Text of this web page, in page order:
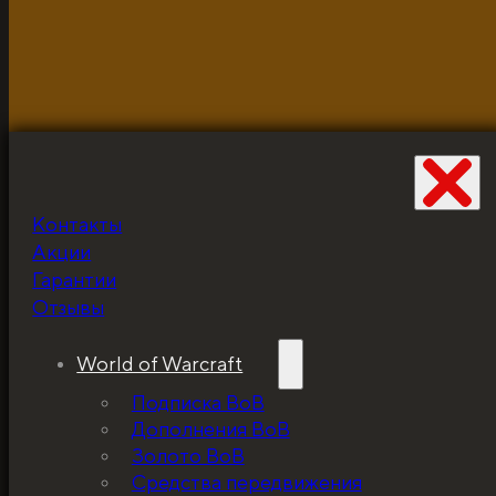
Контакты
Акции
Гарантии
Отзывы
World of Warcraft
Подписка ВоВ
Дополнения ВоВ
Золото ВоВ
Средства передвижения